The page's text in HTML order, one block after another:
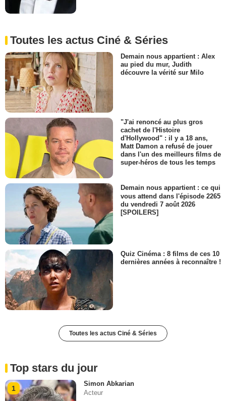
Toutes les actus Ciné & Séries
Demain nous appartient : Alex
au pied du mur, Judith
découvre la vérité sur Milo
"J'ai renoncé au plus gros
cachet de l'Histoire
d'Hollywood" : il y a 18 ans,
Matt Damon a refusé de jouer
dans l'un des meilleurs films de
super-héros de tous les temps
Demain nous appartient : ce qui
vous attend dans l'épisode 2265
du vendredi 7 août 2026
[SPOILERS]
Quiz Cinéma : 8 films de ces 10
dernières années à reconnaître !
Toutes les actus Ciné & Séries
Top stars du jour
1
Simon Abkarian
Acteur